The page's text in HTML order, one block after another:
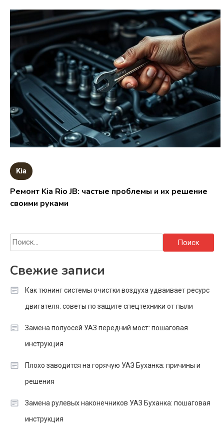
Kia
Ремонт Kia Rio JB: частые проблемы и их решение
своими руками
Найти:
Свежие записи
Как тюнинг системы очистки воздуха удваивает ресурс
двигателя: советы по защите спецтехники от пыли
Замена полуосей УАЗ передний мост: пошаговая
инструкция
Плохо заводится на горячую УАЗ Буханка: причины и
решения
Замена рулевых наконечников УАЗ Буханка: пошаговая
инструкция